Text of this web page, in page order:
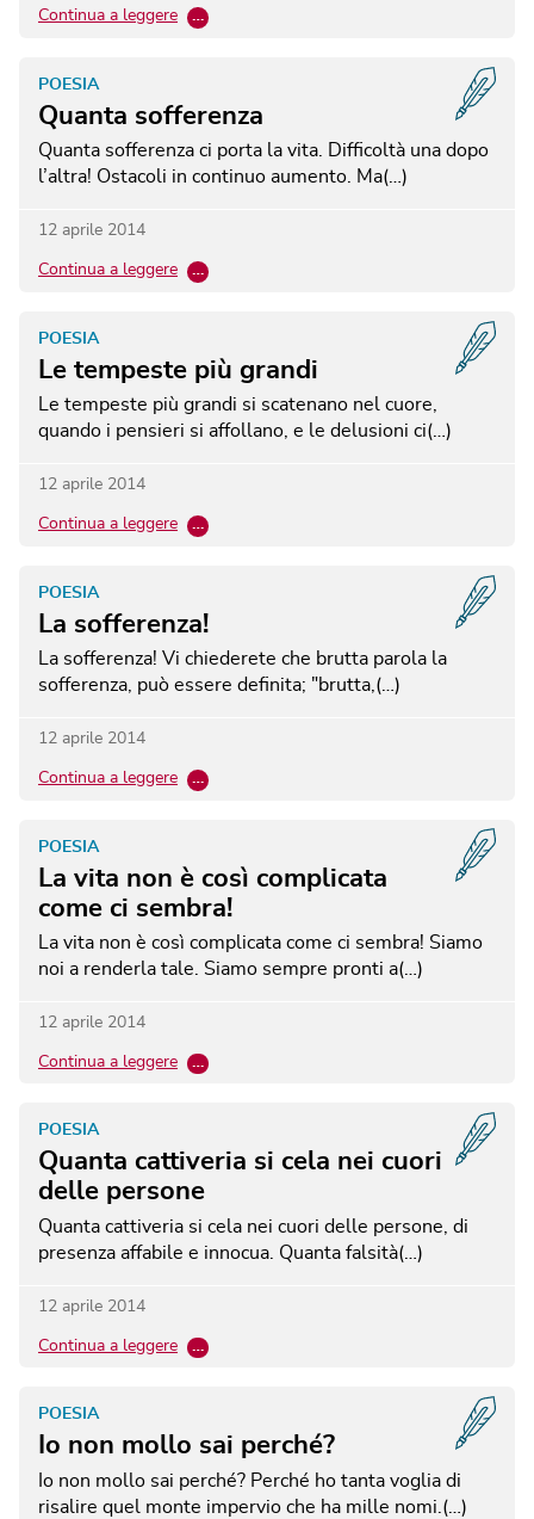
Continua a leggere …
Quanta sofferenza
POESIA
Quanta sofferenza ci porta la vita. Difficoltà una dopo
l’altra! Ostacoli in continuo aumento. Ma(…)
12 aprile 2014
Continua a leggere …
Le tempeste più grandi
POESIA
Le tempeste più grandi si scatenano nel cuore,
quando i pensieri si affollano, e le delusioni ci(…)
12 aprile 2014
Continua a leggere …
La sofferenza!
POESIA
La sofferenza! Vi chiederete che brutta parola la
sofferenza, può essere definita; "brutta,(…)
12 aprile 2014
Continua a leggere …
La vita non è così complicata
come ci sembra!
POESIA
La vita non è così complicata come ci sembra! Siamo
noi a renderla tale. Siamo sempre pronti a(…)
12 aprile 2014
Continua a leggere …
Quanta cattiveria si cela nei cuori
delle persone
POESIA
Quanta cattiveria si cela nei cuori delle persone, di
presenza affabile e innocua. Quanta falsità(…)
12 aprile 2014
Continua a leggere …
Io non mollo sai perché?
POESIA
Io non mollo sai perché? Perché ho tanta voglia di
risalire quel monte impervio che ha mille nomi.(…)